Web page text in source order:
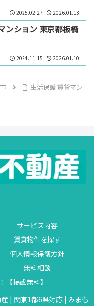
2025.02.27 2026.01.13
ンション 東京都板橋
2024.11.15 2026.01.10
生活保護 賃貸マン
サービス内容
賃貸物件を探す
個人情報保護方針
無料相談
【掲載無料】
| 関東1都6県対応 | みまも